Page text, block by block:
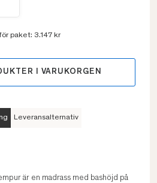
paket: 3.147 kr
I VARUKORGEN
Leveransalternativ
är en madrass med bashöjd på